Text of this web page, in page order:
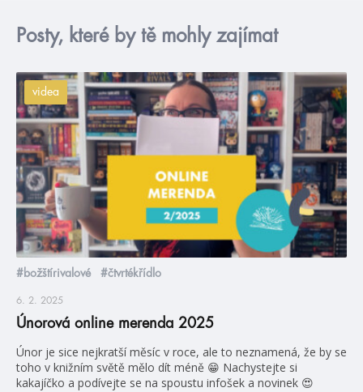
Posty, které by tě mohly zajímat
videa
#božštírivalové #čtvrtékřídlo
6. 2. 2025
Únorová online merenda 2025
Únor je sice nejkratší měsíc v roce, ale to neznamená, že by se
toho v knižním světě mělo dít méně 😁 Nachystejte si
kakajíčko a podívejte se na spoustu infošek a novinek 😍